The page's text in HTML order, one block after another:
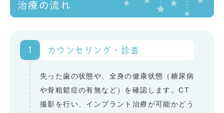
治療の流れ
1 カウンセリング・診査
失った歯の状態や、全身の健康状態（糖尿病
や骨粗鬆症の有無など）を確認します。CT
撮影を行い、インプラント治療が可能かどう